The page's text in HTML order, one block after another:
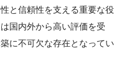
と信頼性を支える重要な役
国内外から高い評価を受
に不可欠な存在となってい